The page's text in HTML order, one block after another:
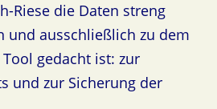
Riese die Daten streng
und ausschließlich zu dem
gedacht ist: zur
und zur Sicherung der